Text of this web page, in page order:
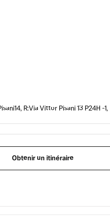
R:Via Vittor Pisani 13 P24H -
Obtenir un itinéraire